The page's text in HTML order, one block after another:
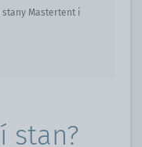
Mastertent i
100 km/h!
stan?